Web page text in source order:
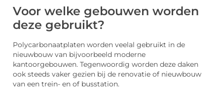
Voor welke gebouwen worden
deze gebruikt?
Polycarbonaatplaten worden veelal gebruikt in de
nieuwbouw van bijvoorbeeld moderne
kantoorgebouwen. Tegenwoordig worden deze daken
ook steeds vaker gezien bij de renovatie of nieuwbouw
van een trein- en of busstation.